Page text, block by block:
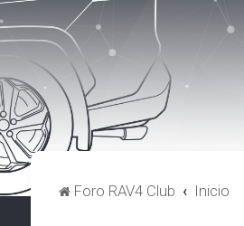
Foro RAV4 Club Inicio